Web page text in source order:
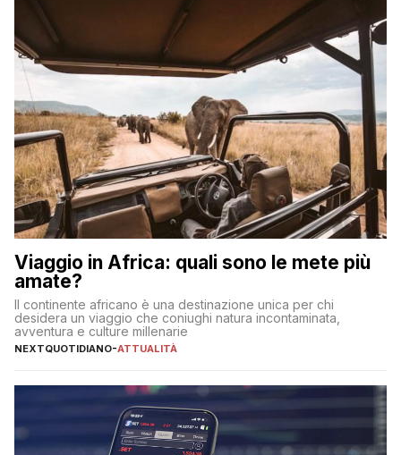
Viaggio in Africa: quali sono le mete più
amate?
Il continente africano è una destinazione unica per chi
desidera un viaggio che coniughi natura incontaminata,
avventura e culture millenarie
NEXTQUOTIDIANO-ATTUALITÀ